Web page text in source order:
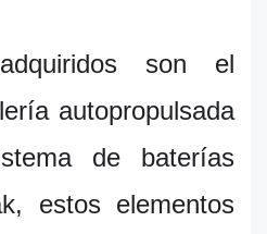
son el
autopropulsada
de baterías
estos elementos